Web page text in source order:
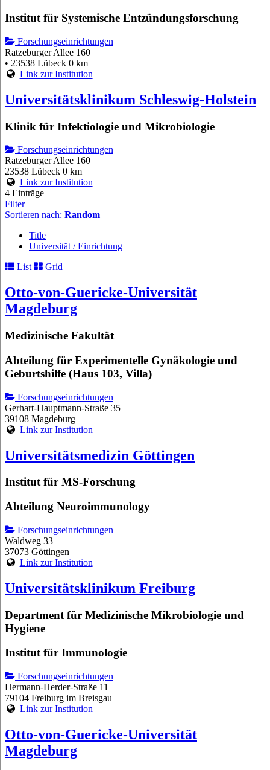
Institut für Systemische Entzündungsforschung
Forschungseinrichtungen
Ratzeburger Allee 160
• 23538 Lübeck 0 km
Link zur Institution
Universitätsklinikum Schleswig-Holstein
Klinik für Infektiologie und Mikrobiologie
Forschungseinrichtungen
Ratzeburger Allee 160
23538 Lübeck 0 km
Link zur Institution
4 Einträge
Filter
Sortieren nach: Random
Title
Universität / Einrichtung
List
Grid
Otto-von-Guericke-Universität
Magdeburg
Medizinische Fakultät
Abteilung für Experimentelle Gynäkologie und
Geburtshilfe (Haus 103, Villa)
Forschungseinrichtungen
Gerhart-Hauptmann-Straße 35
39108 Magdeburg
Link zur Institution
Universitätsmedizin Göttingen
Institut für MS-Forschung
Abteilung Neuroimmunology
Forschungseinrichtungen
Waldweg 33
37073 Göttingen
Link zur Institution
Universitätsklinikum Freiburg
Department für Medizinische Mikrobiologie und
Hygiene
Institut für Immunologie
Forschungseinrichtungen
Hermann-Herder-Straße 11
79104 Freiburg im Breisgau
Link zur Institution
Otto-von-Guericke-Universität
Magdeburg